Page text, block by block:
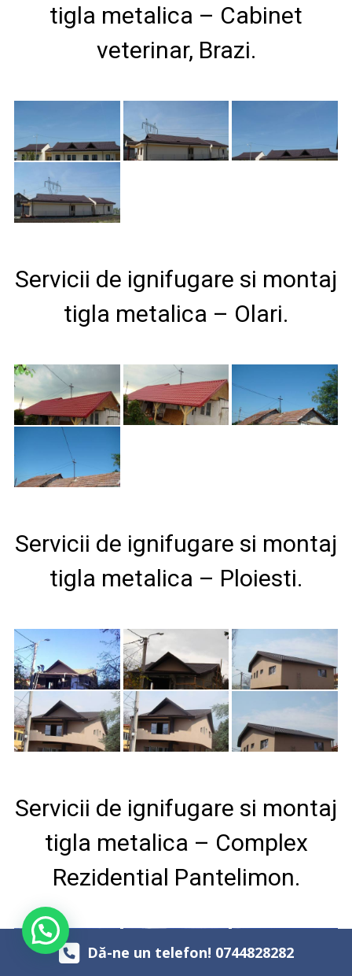
tigla metalica – Cabinet
veterinar, Brazi.
Servicii de ignifugare si montaj
tigla metalica – Olari.
Servicii de ignifugare si montaj
tigla metalica – Ploiesti.
Servicii de ignifugare si montaj
tigla metalica – Complex
Rezidential Pantelimon.
Dă-ne un telefon! 0744828282
Ai nevoie de ajutor?